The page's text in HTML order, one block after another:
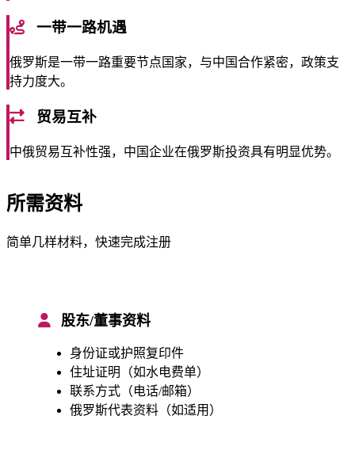
一带一路机遇
俄罗斯是一带一路重要节点国家，与中国合作紧密，政策支
持力度大。
贸易互补
中俄贸易互补性强，中国企业在俄罗斯投资具有明显优势。
所需资料
简单几样材料，快速完成注册
股东/董事资料
身份证或护照复印件
住址证明（如水电费单）
联系方式（电话/邮箱）
俄罗斯代表资料（如适用）